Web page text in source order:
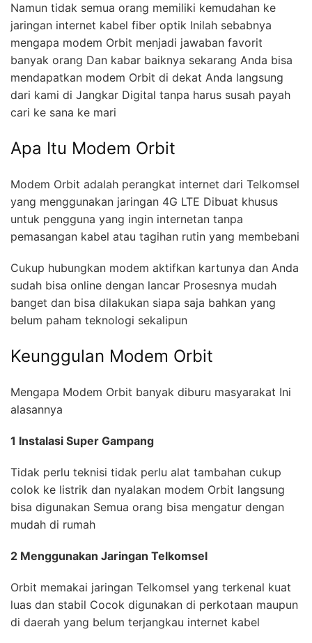
Namun tidak semua orang memiliki kemudahan ke
jaringan internet kabel fiber optik Inilah sebabnya
mengapa modem Orbit menjadi jawaban favorit
banyak orang Dan kabar baiknya sekarang Anda bisa
mendapatkan modem Orbit di dekat Anda langsung
dari kami di Jangkar Digital tanpa harus susah payah
cari ke sana ke mari
Apa Itu Modem Orbit
Modem Orbit adalah perangkat internet dari Telkomsel
yang menggunakan jaringan 4G LTE Dibuat khusus
untuk pengguna yang ingin internetan tanpa
pemasangan kabel atau tagihan rutin yang membebani
Cukup hubungkan modem aktifkan kartunya dan Anda
sudah bisa online dengan lancar Prosesnya mudah
banget dan bisa dilakukan siapa saja bahkan yang
belum paham teknologi sekalipun
Keunggulan Modem Orbit
Mengapa Modem Orbit banyak diburu masyarakat Ini
alasannya
1 Instalasi Super Gampang
Tidak perlu teknisi tidak perlu alat tambahan cukup
colok ke listrik dan nyalakan modem Orbit langsung
bisa digunakan Semua orang bisa mengatur dengan
mudah di rumah
2 Menggunakan Jaringan Telkomsel
Orbit memakai jaringan Telkomsel yang terkenal kuat
luas dan stabil Cocok digunakan di perkotaan maupun
di daerah yang belum terjangkau internet kabel